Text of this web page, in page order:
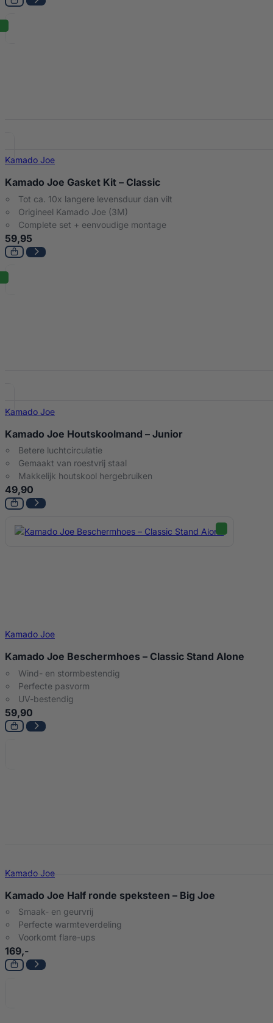
Kamado Joe
Kamado Joe Gasket Kit – Classic
Tot ca. 10x langere levensduur dan vilt
Origineel Kamado Joe (3M)
Complete set + eenvoudige montage
59,95
Kamado Joe
Kamado Joe Houtskoolmand – Junior
Betere luchtcirculatie
Gemaakt van roestvrij staal
Makkelijk houtskool hergebruiken
49,90
Kamado Joe
Kamado Joe Beschermhoes – Classic Stand Alone
Wind- en stormbestendig
Perfecte pasvorm
UV-bestendig
59,90
Kamado Joe
Kamado Joe Half ronde speksteen – Big Joe
Smaak- en geurvrij
Perfecte warmteverdeling
Voorkomt flare-ups
169,-